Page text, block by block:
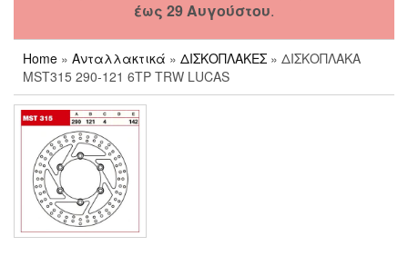
έως 29 Αυγούστου.
Home » Ανταλλακτικά » ΔΙΣΚΟΠΛΑΚΕΣ » ΔΙΣΚΟΠΛΑΚΑ
MST315 290-121 6ΤΡ TRW LUCAS